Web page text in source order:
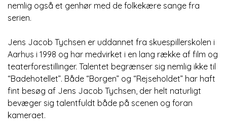
nemlig også et genhør med de folkekære sange fra
serien.
Jens Jacob Tychsen er uddannet fra skuespillerskolen i
Aarhus i 1998 og har medvirket i en lang række af film og
teaterforestillinger. Talentet begrænser sig nemlig ikke til
“Badehotellet”. Både “Borgen” og “Rejseholdet” har haft
fint besøg af Jens Jacob Tychsen, der helt naturligt
bevæger sig talentfuldt både på scenen og foran
kameraet.